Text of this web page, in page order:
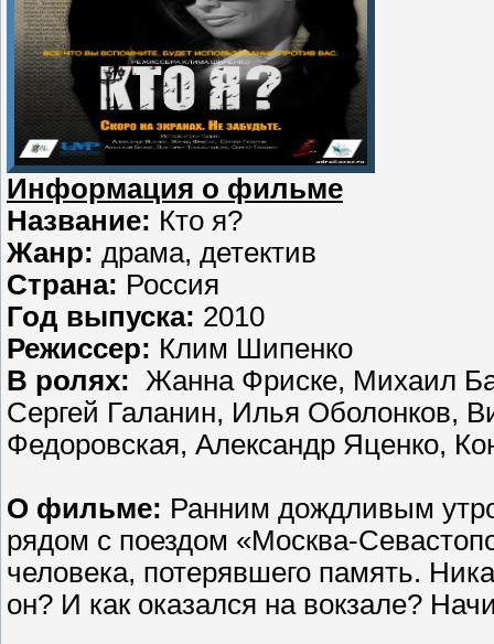
Информация о фильме
Название: Кто я?
Жанр: драма, детектив
Страна: Россия
Год выпуска: 2010
Режиссер: Клим Шипенко
В ролях: Жанна Фриске, Михаил
Сергей Галанин, Илья Оболонков,
Федоровская, Александр Яценко,
О фильме: Ранним дождливым
рядом с поездом «Москва-
человека, потерявшего память.
он? И как оказался на вокзале?